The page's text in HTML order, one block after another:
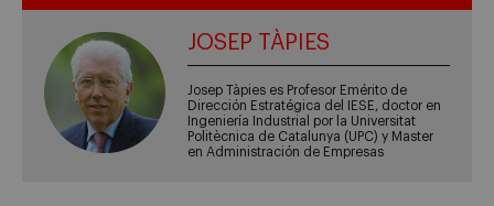
JOSEP TÀPIES
Josep Tàpies es Profesor Emérito de
Dirección Estratégica del IESE, doctor en
Ingeniería Industrial por la Universitat
Politècnica de Catalunya (UPC) y Master
en Administración de Empresas